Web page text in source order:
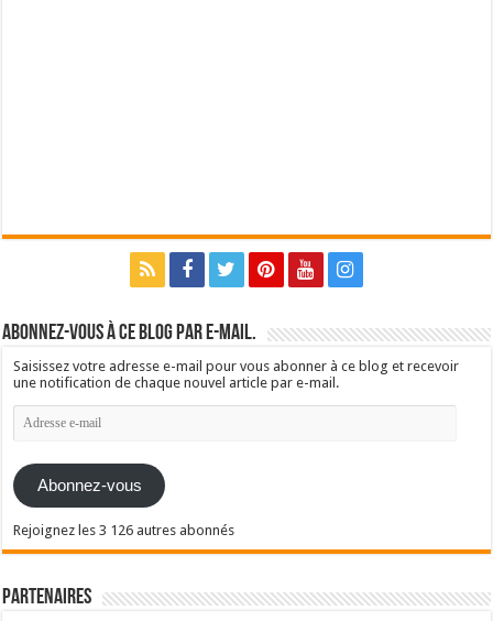
Abonnez-vous à ce blog par e-mail.
Saisissez votre adresse e-mail pour vous abonner à ce blog et recevoir
une notification de chaque nouvel article par e-mail.
Adresse
e-
Abonnez-vous
Rejoignez les 3 126 autres abonnés
Partenaires